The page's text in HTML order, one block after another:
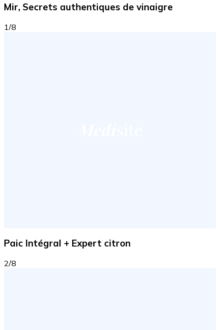
Mir, Secrets authentiques de vinaigre
1/8
Paic Intégral + Expert citron
2/8